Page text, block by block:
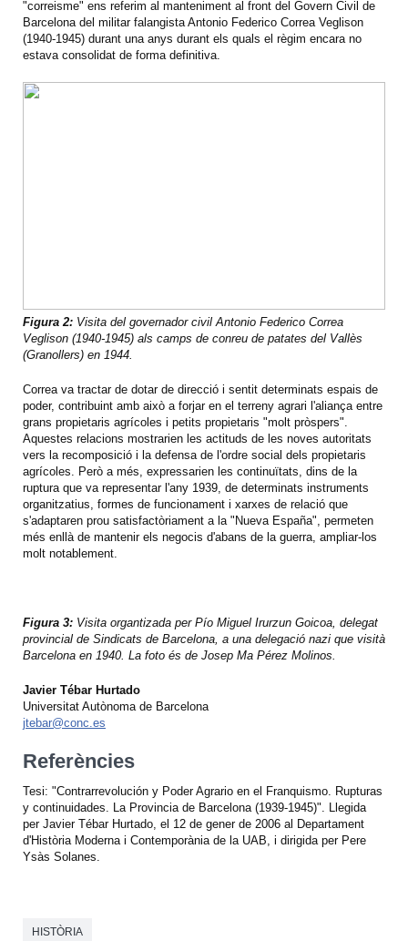
"correisme" ens referim al manteniment al front del Govern Civil de
Barcelona del militar falangista Antonio Federico Correa Veglison
(1940-1945) durant una anys durant els quals el règim encara no
estava consolidat de forma definitiva.
Figura 2: Visita del governador civil Antonio Federico Correa
Veglison (1940-1945) als camps de conreu de patates del Vallès
(Granollers) en 1944.
Correa va tractar de dotar de direcció i sentit determinats espais de
poder, contribuint amb això a forjar en el terreny agrari l'aliança entre
grans propietaris agrícoles i petits propietaris "molt pròspers".
Aquestes relacions mostrarien les actituds de les noves autoritats
vers la recomposició i la defensa de l'ordre social dels propietaris
agrícoles. Però a més, expressarien les continuïtats, dins de la
ruptura que va representar l'any 1939, de determinats instruments
organitzatius, formes de funcionament i xarxes de relació que
s'adaptaren prou satisfactòriament a la "Nueva España", permeten
més enllà de mantenir els negocis d'abans de la guerra, ampliar-los
molt notablement.
Figura 3: Visita organtizada per Pío Miguel Irurzun Goicoa, delegat
provincial de Sindicats de Barcelona, a una delegació nazi que visità
Barcelona en 1940. La foto és de Josep Ma Pérez Molinos.
Javier Tébar Hurtado
Universitat Autònoma de Barcelona
jtebar@conc.es
Referències
Tesi: "Contrarrevolución y Poder Agrario en el Franquismo. Rupturas
y continuidades. La Provincia de Barcelona (1939-1945)". Llegida
per Javier Tébar Hurtado, el 12 de gener de 2006 al Departament
d'Història Moderna i Contemporània de la UAB, i dirigida per Pere
Ysàs Solanes.
HISTÒRIA